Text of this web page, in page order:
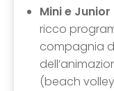
Mini e
ricco
compagnia
(beach